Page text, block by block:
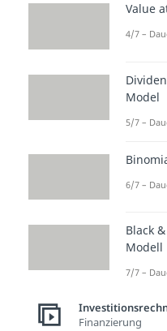
Die
also
Value
4/7 –
Model
5/7 –
6/7 –
Black
Modell
7/7 –
Finanzierung